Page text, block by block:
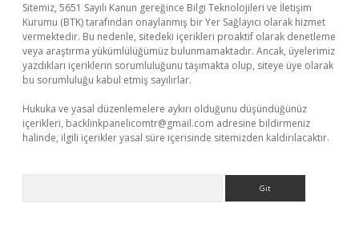
Sitemiz, 5651 Sayılı Kanun gereğince Bilgi Teknolojileri ve İletişim
Kurumu (BTK) tarafından onaylanmış bir Yer Sağlayıcı olarak hizmet
vermektedir. Bu nedenle, sitedeki içerikleri proaktif olarak denetleme
veya araştırma yükümlülüğümüz bulunmamaktadır. Ancak, üyelerimiz
yazdıkları içeriklerin sorumluluğunu taşımakta olup, siteye üye olarak
bu sorumluluğu kabul etmiş sayılırlar.
Hukuka ve yasal düzenlemelere aykırı olduğunu düşündüğünüz
içerikleri, backlinkpanelicomtr@gmail.com adresine bildirmeniz
halinde, ilgili içerikler yasal süre içerisinde sitemizden kaldırılacaktır.